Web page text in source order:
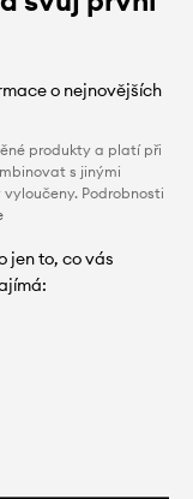
o nejnovějších
produkty a platí při
s jinými
Podrobnosti
jen to, co vás